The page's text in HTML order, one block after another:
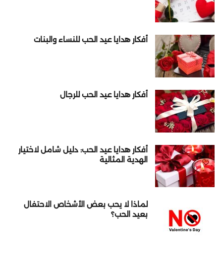
أفكار هدايا عيد الحب للنساء والبنات
أفكار هدايا عيد الحب للرجال
أفكار هدايا عيد الحب: دليل شامل لاختيار
الهدية المثالية
لماذا لا يحب بعض الأشخاص الاحتفال
بعيد الحب؟